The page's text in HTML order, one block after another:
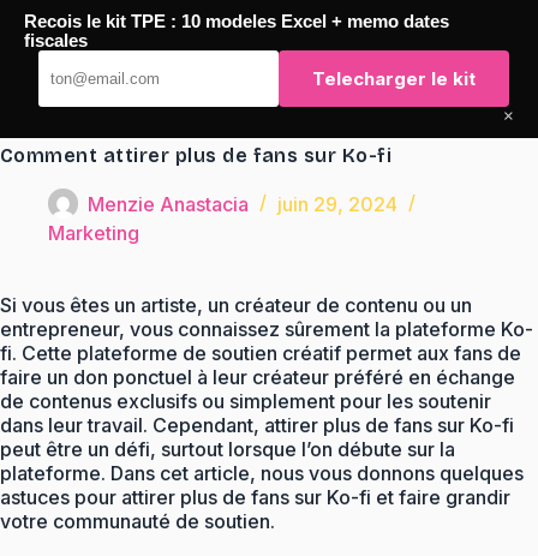
Passer
contenu
TaqTaq
Comment attirer plus de fans sur Ko-fi
Menzie Anastacia
juin 29, 2024
Marketing
Si vous êtes un artiste, un créateur de contenu ou un
entrepreneur, vous connaissez sûrement la plateforme Ko-
fi. Cette plateforme de soutien créatif permet aux fans de
faire un don ponctuel à leur créateur préféré en échange
de contenus exclusifs ou simplement pour les soutenir
dans leur travail. Cependant, attirer plus de fans sur Ko-fi
peut être un défi, surtout lorsque l’on débute sur la
plateforme. Dans cet article, nous vous donnons quelques
astuces pour attirer plus de fans sur Ko-fi et faire grandir
votre communauté de soutien.
Recois le kit TPE : 10 modeles Excel + memo dates
fiscales
Telecharger le kit
×